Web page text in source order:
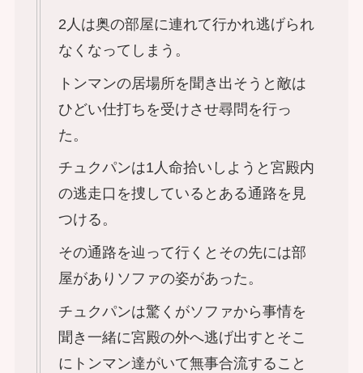
2人は奥の部屋に連れて行かれ逃げられ
なくなってしまう。
トンマンの居場所を聞き出そうと敵は
ひどい仕打ちを受けさせ尋問を行っ
た。
チュクパンは1人命拾いしようと宮殿内
の逃走口を捜しているとある通路を見
つける。
その通路を辿って行くとその先には部
屋がありソファの姿があった。
チュクパンは驚くがソファから事情を
聞き一緒に宮殿の外へ逃げ出すとそこ
にトンマン達がいて無事合流すること